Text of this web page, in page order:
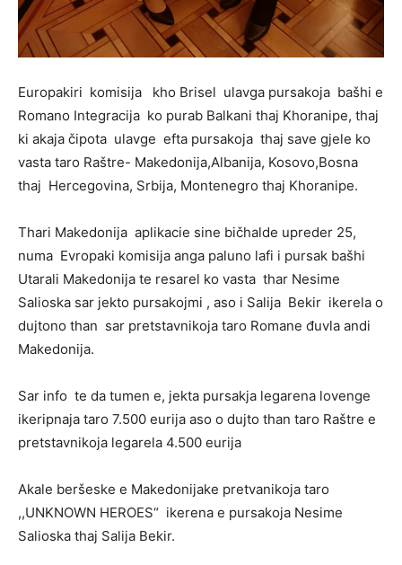
Europakiri komisija kho Brisel ulavga pursakoja bašhi e
Romano Integracija ko purab Balkani thaj Khoranipe, thaj
ki akaja čipota ulavge efta pursakoja thaj save gjele ko
vasta taro Raštre- Makedonija,Albanija, Kosovo,Bosna
thaj Hercegovina, Srbija, Montenegro thaj Khoranipe.
Thari Makedonija aplikacie sine bičhalde upreder 25,
numa Evropaki komisija anga paluno lafi i pursak bašhi
Utarali Makedonija te resarel ko vasta thar Nesime
Salioska sar jekto pursakojmi , aso i Salija Bekir ikerela o
dujtono than sar pretstavnikoja taro Romane đuvla andi
Makedonija.
Sar info te da tumen e, jekta pursakja legarena lovenge
ikeripnaja taro 7.500 eurija aso o dujto than taro Raštre e
pretstavnikoja legarela 4.500 eurija
Akale beršeske e Makedonijake pretvanikoja taro
,,UNKNOWN HEROES“ ikerena e pursakoja Nesime
Salioska thaj Salija Bekir.